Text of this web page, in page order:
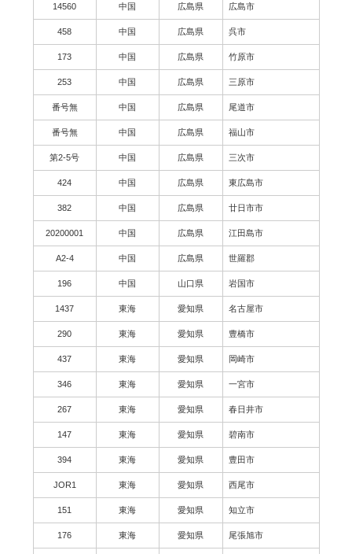
14560 中国 広島県 広島市
458 中国 広島県 呉市
173 中国 広島県 竹原市
253 中国 広島県 三原市
番号無 中国 広島県 尾道市
番号無 中国 広島県 福山市
第2-5号 中国 広島県 三次市
424 中国 広島県 東広島市
382 中国 広島県 廿日市市
20200001 中国 広島県 江田島市
A2-4 中国 広島県 世羅郡
196 中国 山口県 岩国市
1437 東海 愛知県 名古屋市
290 東海 愛知県 豊橋市
437 東海 愛知県 岡崎市
346 東海 愛知県 一宮市
267 東海 愛知県 春日井市
147 東海 愛知県 碧南市
394 東海 愛知県 豊田市
JOR1 東海 愛知県 西尾市
151 東海 愛知県 知立市
176 東海 愛知県 尾張旭市